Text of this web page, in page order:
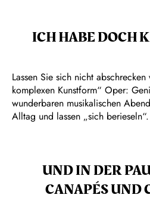
ICH HABE DOCH
Lassen Sie sich nicht
komplexen Kunstform“ Oper:
wunderbaren musikalischen
Alltag und lassen „sich berieseln“.
UND IN DER
CANAPÉS UND